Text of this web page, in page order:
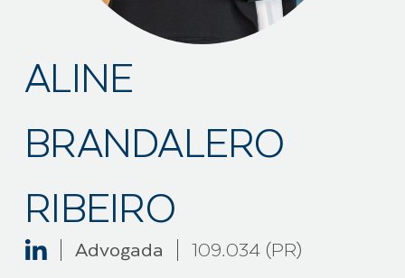
ALINE
BRANDALERO
RIBEIRO
Advogada 109.034 (PR)